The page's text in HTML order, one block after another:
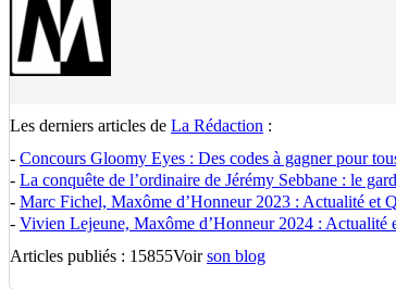
Les derniers articles de La Rédaction :
- Concours Gloomy Eyes : Des codes à gagner pour
- La conquête de l’ordinaire de Jérémy Sebbane : le
- Marc Fichel, Maxôme d’Honneur 2023 : Actualité et
- Vivien Lejeune, Maxôme d’Honneur 2024 : Actualité
Articles publiés : 15855Voirson blog